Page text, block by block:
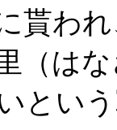
貰わ
（は
とい